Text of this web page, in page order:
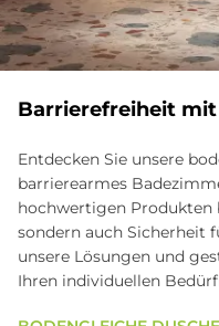
Bar­rie­re­frei­heit mit
Entdecken Sie unsere
barrierearmes
hochwertigen
sondern auch Sicherheit
unsere Lösungen und
Ihren individuellen